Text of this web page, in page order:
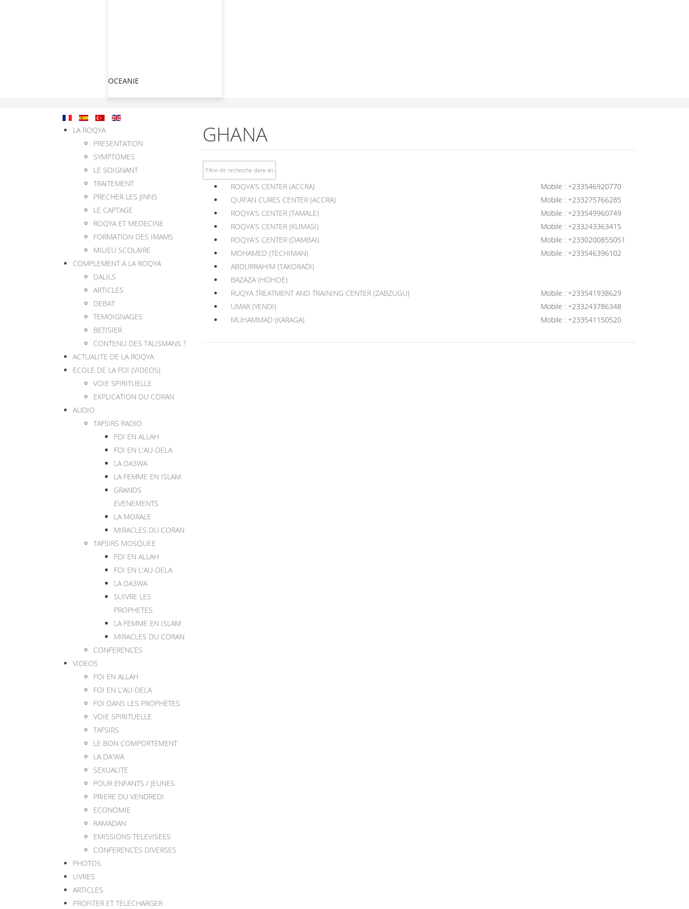
OCEANIE
LA ROQYA
PRESENTATION
SYMPTOMES
LE SOIGNANT
TRAITEMENT
PRECHER LES JINNS
LE CAPTAGE
ROQYA ET MEDECINE
FORMATION DES IMAMS
MILIEU SCOLAIRE
COMPLEMENT A LA ROQYA
DALILS
ARTICLES
DEBAT
TEMOIGNAGES
BETISIER
CONTENU DES TALISMANS ?
ACTUALITE DE LA ROQYA
ECOLE DE LA FOI (VIDEOS)
VOIE SPIRITUELLE
EXPLICATION DU CORAN
AUDIO
TAFSIRS RADIO
FOI EN ALLAH
FOI EN L'AU-DELA
LA DA3WA
LA FEMME EN ISLAM
GRANDS
EVENEMENTS
LA MORALE
MIRACLES DU CORAN
TAFSIRS MOSQUEE
FOI EN ALLAH
FOI EN L'AU-DELA
LA DA3WA
SUIVRE LES
PROPHETES
LA FEMME EN ISLAM
MIRACLES DU CORAN
CONFERENCES
VIDEOS
FOI EN ALLAH
FOI EN L'AU-DELA
FOI DANS LES PROPHETES
VOIE SPIRITUELLE
TAFSIRS
LE BON COMPORTEMENT
LA DA'WA
SEXUALITE
POUR ENFANTS / JEUNES
PRIERE DU VENDREDI
ECONOMIE
RAMADAN
EMISSIONS TELEVISEES
CONFERENCES DIVERSES
PHOTOS
LIVRES
ARTICLES
PROFITER ET TELECHARGER
GHANA
ROQYA'S CENTER (ACCRA)
Mobile : +233546920770
QUR'AN CURES CENTER (ACCRA)
Mobile : +233275766285
ROQYA'S CENTER (TAMALE)
Mobile : +233549960749
ROQYA'S CENTER (KUMASI)
Mobile : +233243363415
ROQYA'S CENTER (DAMBAI)
Mobile : +2330200855051
MOHAMED (TECHIMAN)
Mobile : +233546396102
ABDURRAHIM (TAKORADI)
BAZAZA (HOHOE)
RUQYA TREATMENT AND TRAINING CENTER (ZABZUGU)
Mobile : +233541938629
UMAR (YENDI)
Mobile : +233243786348
MUHAMMAD (KARAGA)
Mobile : +233541150520